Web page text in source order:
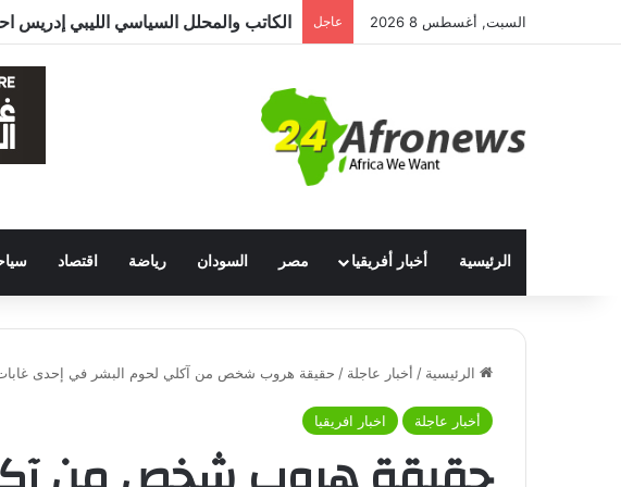
السبت, أغسطس 8 2026 عاجل
الرئيسية أخبار أفريقيا مصر السودان رياضة اقتصاد
الرئيسية / أخبار عاجلة / حقيقة هروب شخص من آكلي لحوم البشر في إحدى غابات
أخبار عاجلة اخبار افريقيا